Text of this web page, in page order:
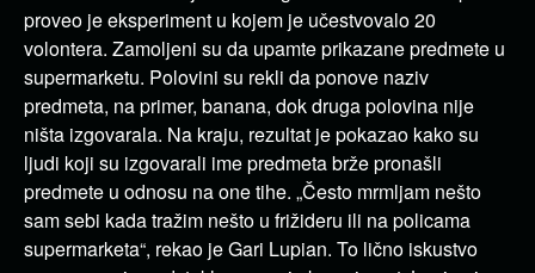
proveo je eksperiment u kojem je učestvovalo 20
volontera. Zamoljeni su da upamte prikazane predmete u
supermarketu. Polovini su rekli da ponove naziv
predmeta, na primer, banana, dok druga polovina nije
ništa izgovarala. Na kraju, rezultat je pokazao kako su
ljudi koji su izgovarali ime predmeta brže pronašli
predmete u odnosu na one tihe. „Često mrmljam nešto
sam sebi kada tražim nešto u frižideru ili na policama
supermarketa“, rekao je Gari Lupian. To lično iskustvo